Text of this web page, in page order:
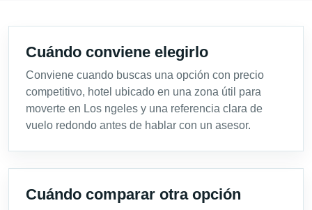
Cuándo conviene elegirlo
Conviene cuando buscas una opción con precio
competitivo, hotel ubicado en una zona útil para
moverte en Los ngeles y una referencia clara de
vuelo redondo antes de hablar con un asesor.
Cuándo comparar otra opción